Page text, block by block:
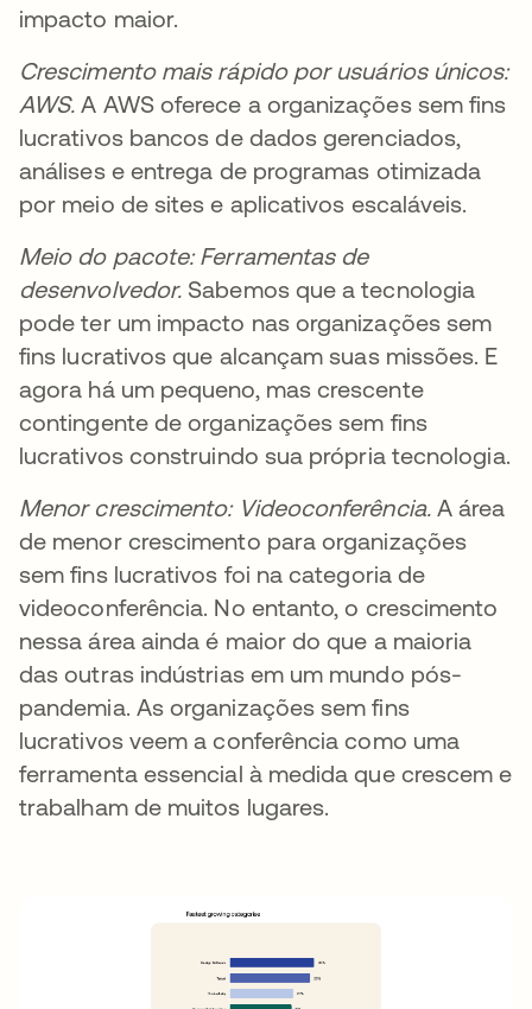
impacto maior.
Crescimento mais rápido por usuários únicos:
AWS.A AWS oferece a organizações sem fins
lucrativos bancos de dados gerenciados,
análises e entrega de programas otimizada
por meio de sites e aplicativos escaláveis.
Meio do pacote: Ferramentas de
desenvolvedor. Sabemos que a tecnologia
pode ter um impacto nas organizações sem
fins lucrativos que alcançam suas missões. E
agora há um pequeno, mas crescente
contingente de organizações sem fins
lucrativos construindo sua própria tecnologia.
Menor crescimento: Videoconferência. A área
de menor crescimento para organizações
sem fins lucrativos foi na categoria de
videoconferência. No entanto, o crescimento
nessa área ainda é maior do que a maioria
das outras indústrias em um mundo pós-
pandemia. As organizações sem fins
lucrativos veem a conferência como uma
ferramenta essencial à medida que crescem e
trabalham de muitos lugares.